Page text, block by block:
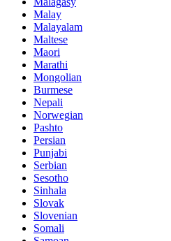
Malay
Malayalam
Maltese
Maori
Marathi
Mongolian
Burmese
Nepali
Norwegian
Pashto
Persian
Punjabi
Serbian
Sesotho
Sinhala
Slovak
Slovenian
Somali